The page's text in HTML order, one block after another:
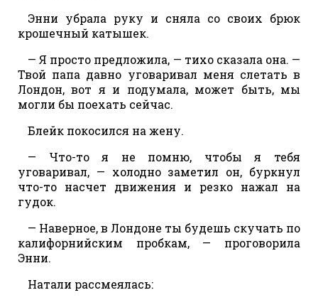
Энни убрала руку и сняла со своих брюк
крошечный катышек.
— Я просто предложила, — тихо сказала она. —
Твой папа давно уговаривал меня слетать в
Лондон, вот я и подумала, может быть, мы
могли бы поехать сейчас.
Блейк покосился на жену.
— Что-то я не помню, чтобы я тебя
уговаривал, — холодно заметил он, буркнул
что-то насчет движения и резко нажал на
гудок.
— Наверное, в Лондоне ты будешь скучать по
калифорнийским пробкам, — проговорила
Энни.
Натали рассмеялась: